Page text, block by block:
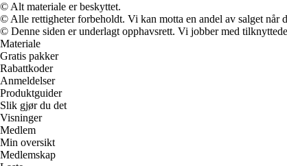
© Alt materiale er beskyttet.
© Alle rettigheter forbeholdt. Vi kan motta en andel av salget når
© Denne siden er underlagt opphavsrett. Vi jobber med
Materiale
Gratis pakker
Rabattkoder
Anmeldelser
Produktguider
Slik gjør du det
Visninger
Medlem
Min oversikt
Medlemskap